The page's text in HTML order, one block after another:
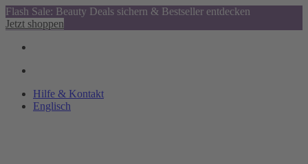
Flash Sale: Beauty Deals sichern & Bestseller entdecken
Jetzt shoppen
Hilfe & Kontakt
Englisch